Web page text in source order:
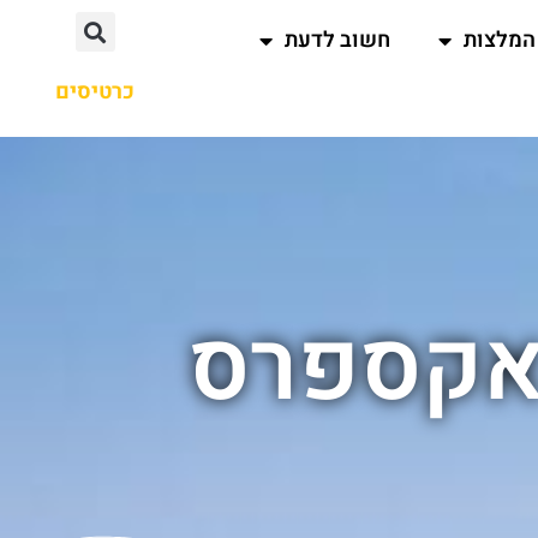
המלצות
חשוב לדעת
כרטיסים
אקספרס